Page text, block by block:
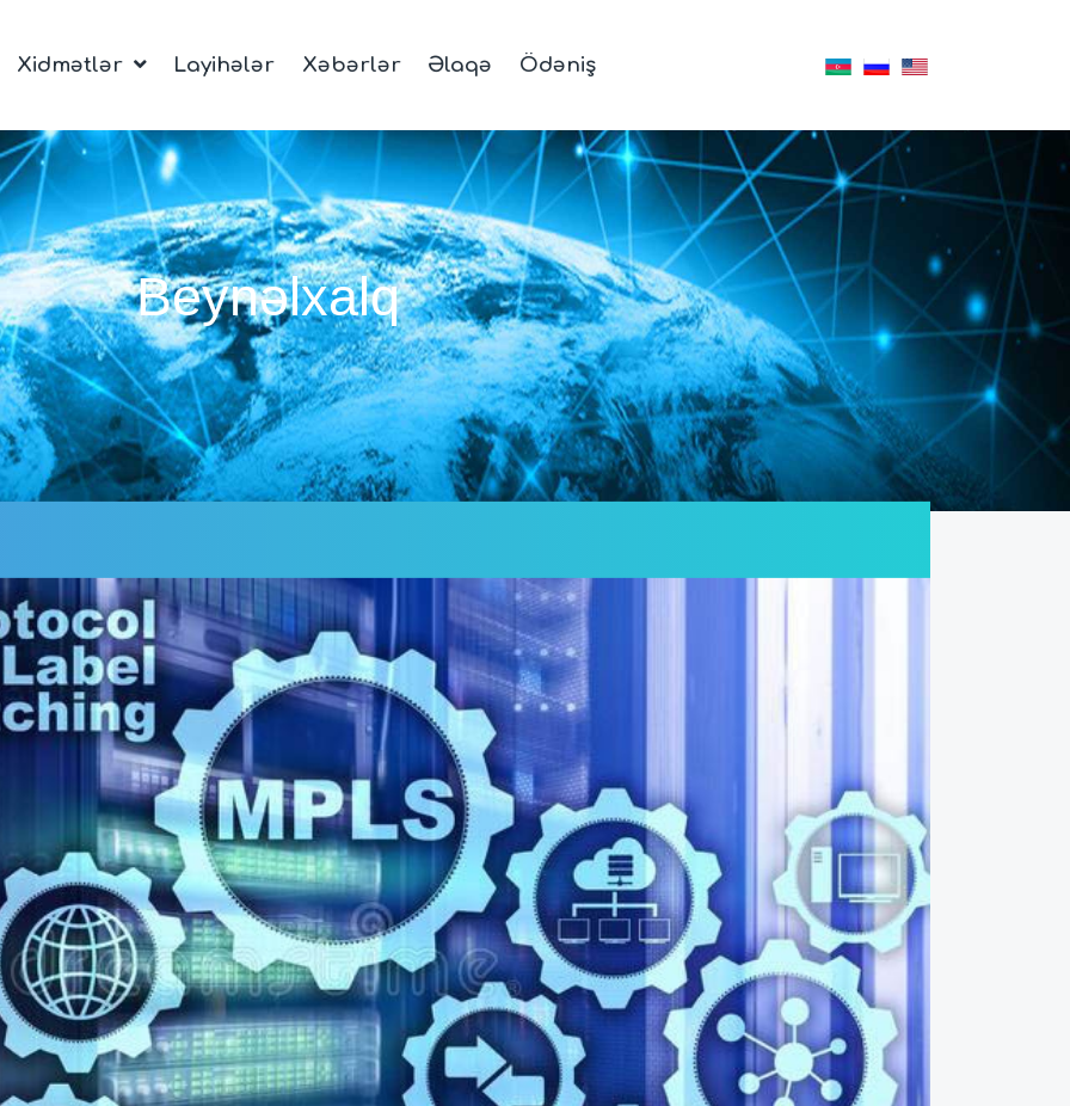
Xidmətlər Layihələr Xəbərlər Əlaqə Ödəniş
Beynəlxalq